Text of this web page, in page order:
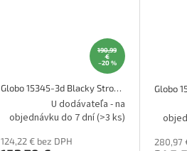
190,99
€
–20 %
Globo 15345-3d Blacky Stropné svietidlo
U dodávateľa - na
objednávku do 7 dní(>3 ks)
124,22 € bez DPH 280,97